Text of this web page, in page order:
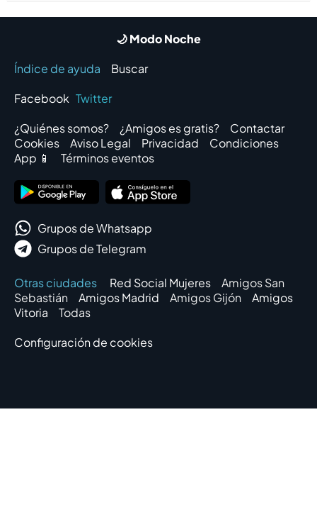
🌙 Modo Noche
Índice de ayuda
Buscar
Facebook Twitter
¿Quiénes somos?
¿Amigos es gratis?
Contactar
Cookies
Aviso Legal Privacidad
Condiciones
App 📱
Términos eventos
Grupos de Whatsapp
Grupos de Telegram
Otras ciudades Red Social Mujeres
Amigos San
Sebastián
Amigos Madrid Amigos Gijón
Amigos
Vitoria
Todas
Configuración de cookies